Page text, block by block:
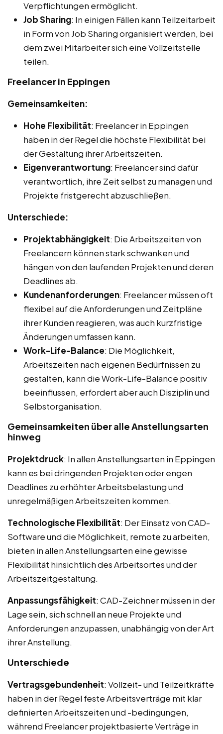
Verpflichtungen ermöglicht.
Job Sharing: In einigen Fällen kann Teilzeitarbeit
in Form von Job Sharing organisiert werden, bei
dem zwei Mitarbeiter sich eine Vollzeitstelle
teilen.
Freelancer in Eppingen
Gemeinsamkeiten:
Hohe Flexibilität: Freelancer in Eppingen
haben in der Regel die höchste Flexibilität bei
der Gestaltung ihrer Arbeitszeiten.
Eigenverantwortung: Freelancer sind dafür
verantwortlich, ihre Zeit selbst zu managen und
Projekte fristgerecht abzuschließen.
Unterschiede:
Projektabhängigkeit: Die Arbeitszeiten von
Freelancern können stark schwanken und
hängen von den laufenden Projekten und deren
Deadlines ab.
Kundenanforderungen: Freelancer müssen oft
flexibel auf die Anforderungen und Zeitpläne
ihrer Kunden reagieren, was auch kurzfristige
Änderungen umfassen kann.
Work-Life-Balance: Die Möglichkeit,
Arbeitszeiten nach eigenen Bedürfnissen zu
gestalten, kann die Work-Life-Balance positiv
beeinflussen, erfordert aber auch Disziplin und
Selbstorganisation.
Gemeinsamkeiten über alle Anstellungsarten
hinweg
Projektdruck: In allen Anstellungsarten in Eppingen
kann es bei dringenden Projekten oder engen
Deadlines zu erhöhter Arbeitsbelastung und
unregelmäßigen Arbeitszeiten kommen.
Technologische Flexibilität: Der Einsatz von CAD-
Software und die Möglichkeit, remote zu arbeiten,
bieten in allen Anstellungsarten eine gewisse
Flexibilität hinsichtlich des Arbeitsortes und der
Arbeitszeitgestaltung.
Anpassungsfähigkeit: CAD-Zeichner müssen in der
Lage sein, sich schnell an neue Projekte und
Anforderungen anzupassen, unabhängig von der Art
ihrer Anstellung.
Unterschiede
Vertragsgebundenheit: Vollzeit- und Teilzeitkräfte
haben in der Regel feste Arbeitsverträge mit klar
definierten Arbeitszeiten und -bedingungen,
während Freelancer projektbasierte Verträge in